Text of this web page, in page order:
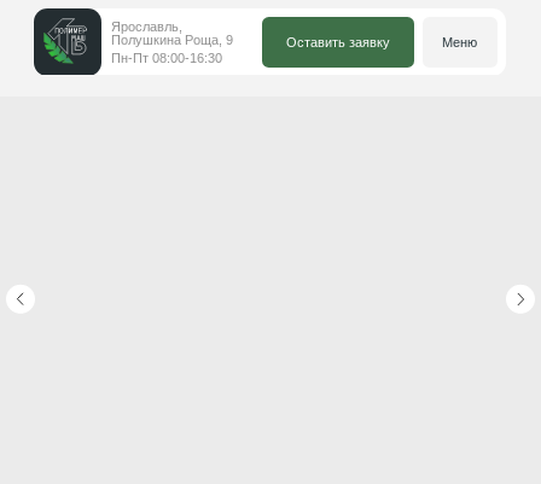
Ярославль,
Полушкина Роща, 9
Пн-Пт 08:00-16:30